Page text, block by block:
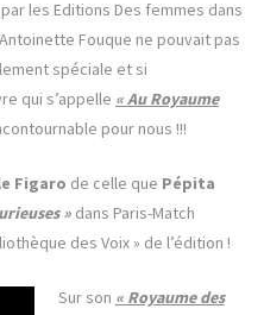
les Editions Des femmes dans
Fouque ne pouvait pas
spéciale et si
qui s’appelle « Au Royaume
pour nous !!!
Figaro de celle que Pépita
» dans Paris-Match
des Voix » de l’édition !
Sur son « Royaume des